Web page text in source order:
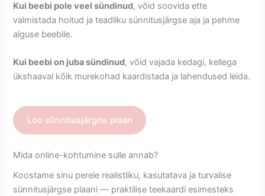
Kui beebi pole veel sündinud, võid soovida ette
valmistada hoitud ja teadliku sünnitusjärgse aja ja pehme
alguse beebile.
Kui beebi on juba sündinud, võid vajada kedagi, kellega
ükshaaval kõik murekohad kaardistada ja lahendused leida.
Loo sünnitusjärgne plaan
Mida online-kohtumine sulle annab?
Koostame sinu perele realistliku, kasutatava ja turvalise
sünnitusjärgse plaani — praktilise teekaardi esimesteks